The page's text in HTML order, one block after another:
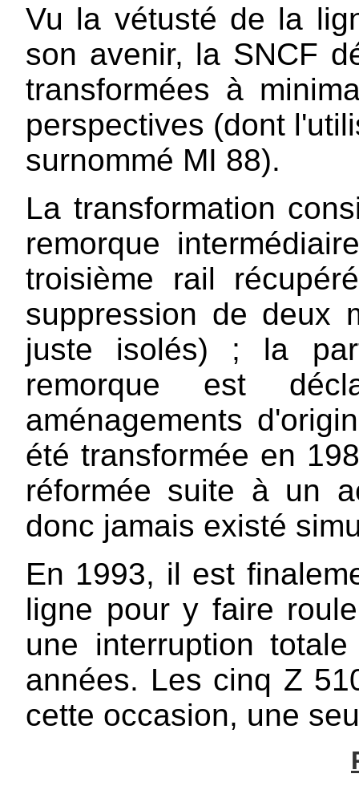
Vu la vétusté de la
son avenir, la SNCF
transformées à
perspectives (dont
surnommé MI 88).
La transformation
remorque
troisième rail
suppression de deux
juste isolés) ; la
remorque est
aménagements
été transformée en
réformée suite à un
donc jamais existé
En 1993, il est
ligne pour y faire
une interruption
années. Les cinq Z
cette occasion, une